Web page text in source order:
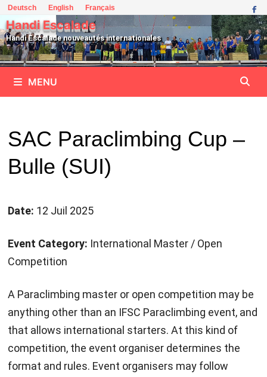
Passer
au
contenu
Deutsch English Français
Handi Escalade
Handi Escalade nouveautés internationales
MENU
SAC Paraclimbing Cup –
Bulle (SUI)
Date: 12 Juil 2025
Event Category: International Master / Open
Competition
A Paraclimbing master or open competition may be
anything other than an IFSC Paraclimbing event, and
that allows international starters. At this kind of
competition, the event organiser determines the
format and rules. Event organisers may follow